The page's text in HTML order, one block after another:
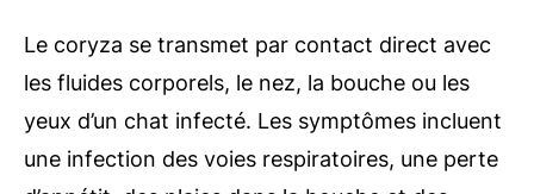
Le coryza se transmet par contact direct avec
les fluides corporels, le nez, la bouche ou les
yeux d’un chat infecté. Les symptômes incluent
une infection des voies respiratoires, une perte